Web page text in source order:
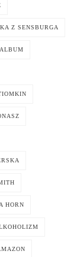
Z SENSBURGA
ALBUM
HORN